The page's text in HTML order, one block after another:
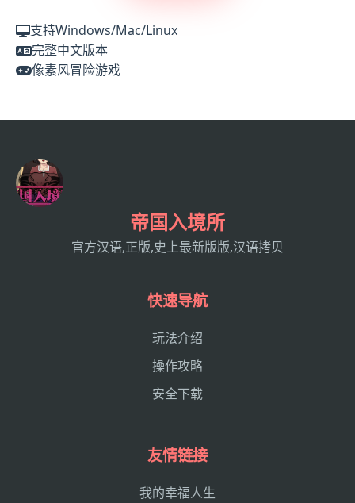
支持Windows/Mac/Linux
完整中文版本
像素风冒险游戏
帝国入境所
官方汉语,正版,史上最新版版,汉语拷贝
快速导航
玩法介绍
操作攻略
安全下载
友情链接
我的幸福人生